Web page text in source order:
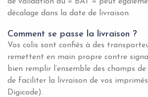
décalage dans la date de livraison.
Comment se passe la livraison ?
Vos colis sont confiés à des
remettent en main propre contre
bien remplir l’ensemble des champs
de faciliter la livraison de vos
Digicode).